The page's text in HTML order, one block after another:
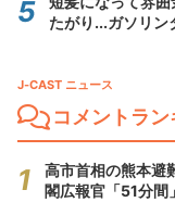
たがり...ガソリン
J-CAST ニュース
コメントラ
高市首相の熊本
閣広報官「51分間